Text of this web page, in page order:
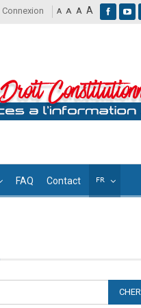
Connexion A A A A
FAQ Contact